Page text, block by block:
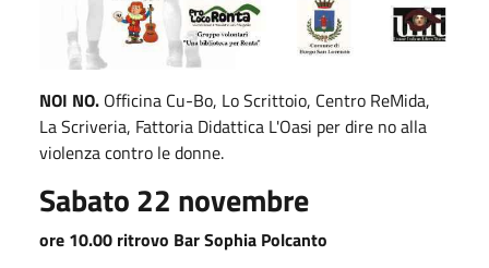
NOI NO. Officina Cu-Bo, Lo Scrittoio, Centro ReMida,
La Scriveria, Fattoria Didattica L'Oasi per dire no alla
violenza contro le donne.
Sabato 22 novembre
ore 10.00 ritrovo Bar Sophia Polcanto